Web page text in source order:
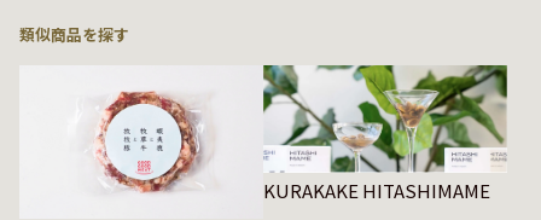
類似商品を探す
KURAKAKE HITASHIMAME